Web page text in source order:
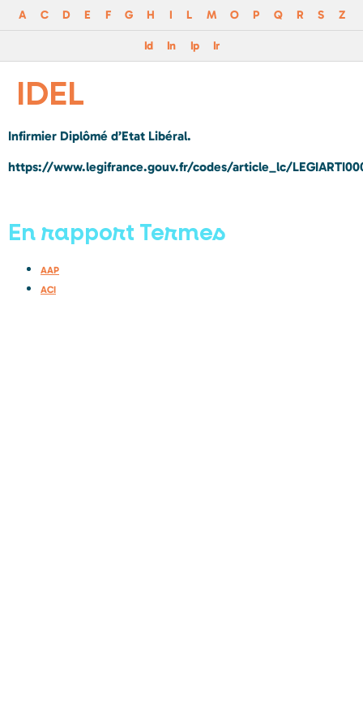
A C D E F G H I L M O P Q R S Z
Id In Ip Ir
IDEL
Infirmier Diplômé d’Etat Libéral.
https://www.legifrance.gouv.fr/codes/article_lc/
En rapport Termes
AAP
ACI